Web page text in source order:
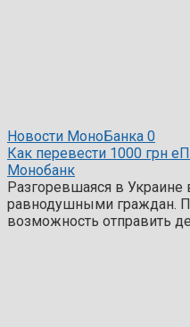
Новости МоноБанка 0
Как перевести 1000 грн
Монобанк
Разгоревшаяся в Украине
равнодушными граждан.
возможность отправить